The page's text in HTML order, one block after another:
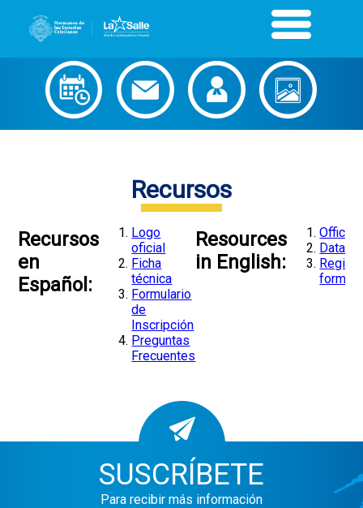
Recursos
Recursos
en
Español:
Logo
oficial
Ficha
técnica
Formulario
de
Inscripción
Preguntas
Frecuentes
Resources
in English:
Official
Data
form
SUSCRÍBETE
Para recibir más información